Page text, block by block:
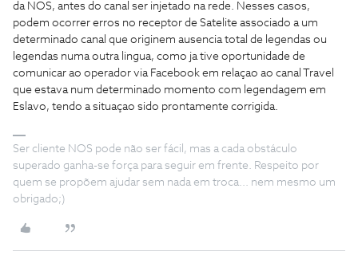
da NOS, antes do canal ser injetado na rede. Nesses casos,
podem ocorrer erros no receptor de Satelite associado a um
determinado canal que originem ausencia total de legendas ou
legendas numa outra lingua, como ja tive oportunidade de
comunicar ao operador via Facebook em relaçao ao canal Travel
que estava num determinado momento com legendagem em
Eslavo, tendo a situaçao sido prontamente corrigida.
Ser cliente NOS pode não ser fácil, mas a cada obstáculo
superado ganha-se força para seguir em frente. Respeito por
quem se propõem ajudar sem nada em troca... nem mesmo um
obrigado;)